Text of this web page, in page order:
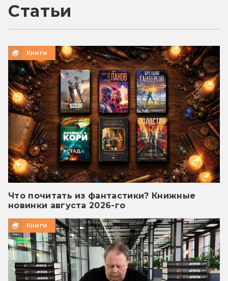
Статьи
Книги
Что почитать из фантастики? Книжные
новинки августа 2026-го
Книги